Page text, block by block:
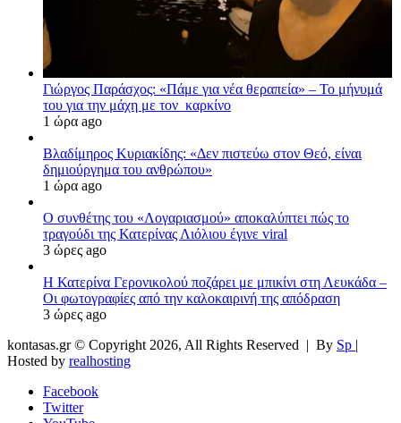
Γιώργος Παράσχος: «Πάμε για νέα θεραπεία» – Το μήνυμά
του για την μάχη με τον καρκίνο
1 ώρα ago
Βλαδίμηρος Κυριακίδης: «Δεν πιστεύω στον Θεό, είναι
δημιούργημα του ανθρώπου»
1 ώρα ago
Ο συνθέτης του «Λογαριασμού» αποκαλύπτει πώς το
τραγούδι της Κατερίνας Λιόλιου έγινε viral
3 ώρες ago
Η Κατερίνα Γερονικολού ποζάρει με μπικίνι στη Λευκάδα –
Οι φωτογραφίες από την καλοκαιρινή της απόδραση
3 ώρες ago
kontasas.gr © Copyright 2026, All Rights Reserved | By Sp |
Hosted by realhosting
Facebook
Twitter